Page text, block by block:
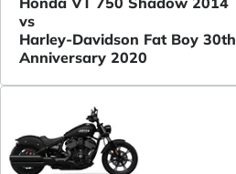
vs
Harley-Davidson Fat Boy 30th
Anniversary 2020